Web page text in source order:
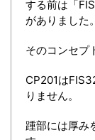
する前は「
がありました。
そのコンセプ
CP201は
りません。
踵部には厚み